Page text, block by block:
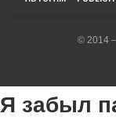
© 2014
Я забыл